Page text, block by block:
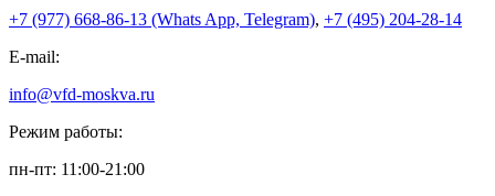
+7 (977) 668-86-13 (Whats App, Telegram), +7 (495) 204-28-14
E-mail:
info@vfd-moskva.ru
Режим работы:
пн-пт: 11:00-21:00